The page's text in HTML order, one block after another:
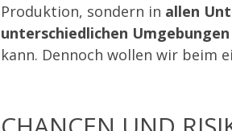
Produktion, sondern in allen
unterschiedlichen Umgebungen
kann. Dennoch wollen wir beim